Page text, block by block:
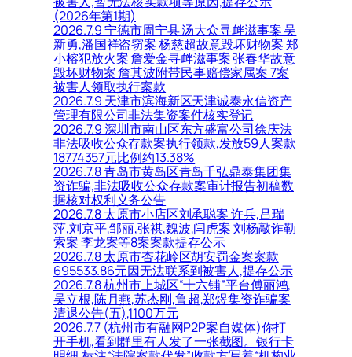
(2026年第1期)
2026.7.9 宁德市周宁县 汤大众寻衅滋事案 吴
新勇,潘国祥盗窃案 杨慈超故意毁坏财物案 郑
小榕犯放火案 詹爱金寻衅滋事案 张春华故意
毁坏财物案 詹其波附带民事赔偿家属案 7案
被害人领取执行案款
2026.7.9 天津市滨海新区天津诚泰永信资产
管理有限公司非法集资案件核实登记
2026.7.9 深圳市南山区东方盛富公司徐庆法
非法吸收公众存款案执行领款,发放59人案款
18774357元比例约13.38%
2026.7.8 青岛市黄岛区青岛千弘鼎泰集团集
资诈骗,非法吸收公众存款案审计报告初稿数
据核对权利义务公告
2026.7.8 太原市小店区刘承聪案 许兵,吕瑞
萍,刘京平,邹丽,张祺,魏波,闫虎案 刘杨敲诈勒
索案 李龙案等8案案款提存公示
2026.7.8 太原市杏花岭区胡安罚金案案款
695533.86元因无法联系到被害人,提存公示
2026.7.8 杭州市上城区“十六铺”平台傅丽鸿,
吴立根,陈月燕,苏杰刚,鲁超,郑煜集资诈骗案
清退公告(五),1100万元
2026.7.7 (杭州市有融网P2P案自媒体)你打
开手机,看到群里有人发了一张截图。银行卡